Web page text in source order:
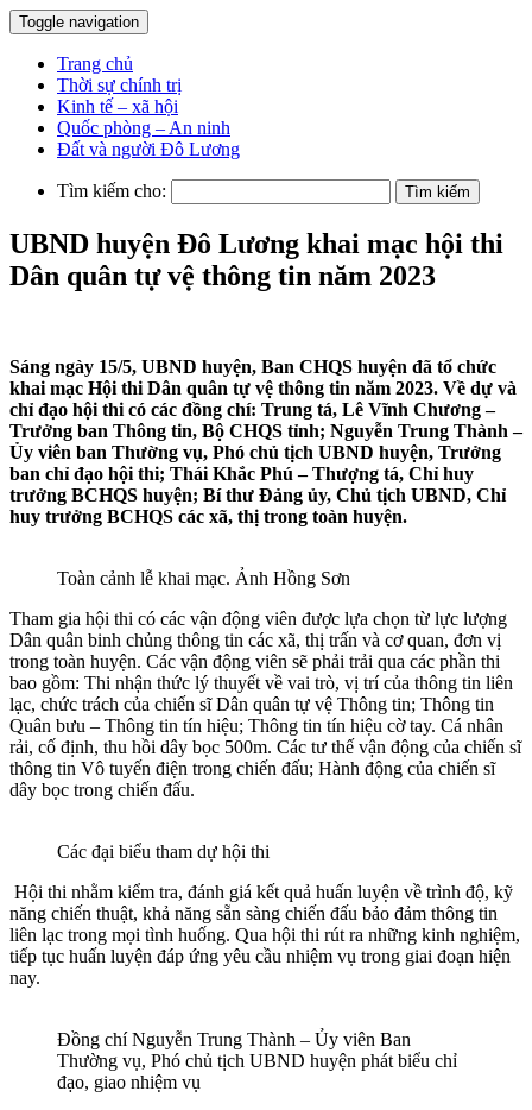
Toggle navigation
Trang chủ
Thời sự chính trị
Kinh tế – xã hội
Quốc phòng – An ninh
Đất và người Đô Lương
Tìm kiếm cho:
UBND huyện Đô Lương khai mạc hội thi
Dân quân tự vệ thông tin năm 2023
Sáng ngày 15/5, UBND huyện, Ban CHQS huyện đã tổ chức
khai mạc Hội thi Dân quân tự vệ thông tin năm 2023. Về dự và
chỉ đạo hội thi có các đồng chí: Trung tá, Lê Vĩnh Chương –
Trưởng ban Thông tin, Bộ CHQS tỉnh; Nguyễn Trung Thành –
Ủy viên ban Thường vụ, Phó chủ tịch UBND huyện, Trưởng
ban chỉ đạo hội thi; Thái Khắc Phú – Thượng tá, Chỉ huy
trưởng BCHQS huyện; Bí thư Đảng ủy, Chủ tịch UBND, Chỉ
huy trưởng BCHQS các xã, thị trong toàn huyện.
Toàn cảnh lễ khai mạc. Ảnh Hồng Sơn
Tham gia hội thi có các vận động viên được lựa chọn từ lực lượng
Dân quân binh chủng thông tin các xã, thị trấn và cơ quan, đơn vị
trong toàn huyện. Các vận động viên sẽ phải trải qua các phần thi
bao gồm: Thi nhận thức lý thuyết về vai trò, vị trí của thông tin liên
lạc, chức trách của chiến sĩ Dân quân tự vệ Thông tin; Thông tin
Quân bưu – Thông tin tín hiệu; Thông tin tín hiệu cờ tay. Cá nhân
rải, cố định, thu hồi dây bọc 500m. Các tư thế vận động của chiến sĩ
thông tin Vô tuyến điện trong chiến đấu; Hành động của chiến sĩ
dây bọc trong chiến đấu.
Các đại biểu tham dự hội thi
Hội thi nhằm kiểm tra, đánh giá kết quả huấn luyện về trình độ, kỹ
năng chiến thuật, khả năng sẵn sàng chiến đấu bảo đảm thông tin
liên lạc trong mọi tình huống. Qua hội thi rút ra những kinh nghiệm,
tiếp tục huấn luyện đáp ứng yêu cầu nhiệm vụ trong giai đoạn hiện
nay.
Đồng chí Nguyễn Trung Thành – Ủy viên Ban
Thường vụ, Phó chủ tịch UBND huyện phát biểu chỉ
đạo, giao nhiệm vụ